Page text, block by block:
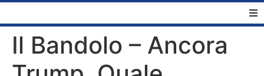
Home
Quelli del Bandolo
Il Bandolo – Ancora